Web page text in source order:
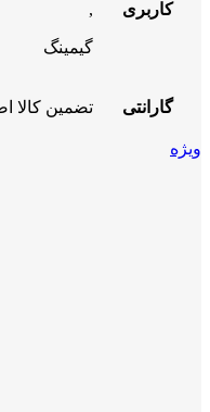
کاربری
,
گیمینگ
گارانتی تضمین کالا
ویژه